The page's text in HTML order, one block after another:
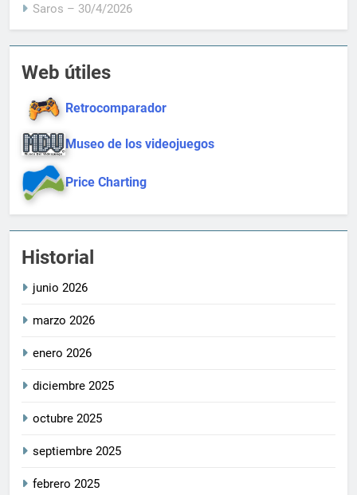
Saros – 30/4/2026
Web útiles
Retrocomparador
Museo de los videojuegos
Price Charting
Historial
junio 2026
marzo 2026
enero 2026
diciembre 2025
octubre 2025
septiembre 2025
febrero 2025